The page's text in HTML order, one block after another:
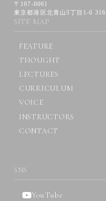
〒107-0061
東京都港区北青山3丁目1-6
SITE MAP
FEATURE
THOUGHT
LECTURES
CURRICULUM
VOICE
INSTRUCTORS
CONTACT
SNS
YouTube